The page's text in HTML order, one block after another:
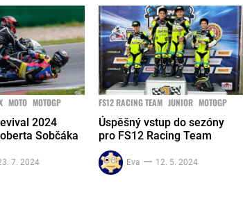
MOTO MOTOGP
2024
Sobčáka
7. 2024
FS12 RACING TEAM JUNIOR MOTOGP
Úspěšný vstup do sezóny
pro FS12 Racing Team
Eva 12. 5. 2024